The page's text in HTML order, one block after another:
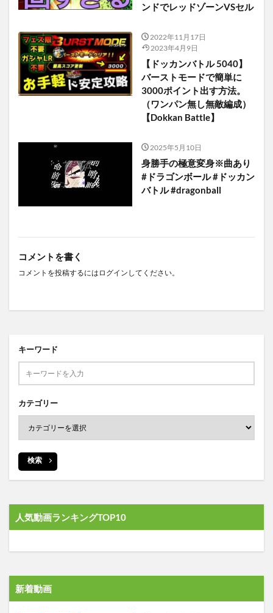
ンドでレッドゾーンVSセル
2022年11月17日
2023年4月9日
【ドッカンバトル 5040】
バーストモードで簡単に
3000ポイント出す方法。
（ワンパン無し無敵編成）
【Dokkan Battle】
2025年5月10日
身勝手の極意変身※曲あり
#ドラゴンボール #ドッカン
バトル #dragonball
コメントを書く
コメントを投稿するには ログイン してください。
キーワード
カテゴリー
検索
人気動画ランキングTOP10
新着動画